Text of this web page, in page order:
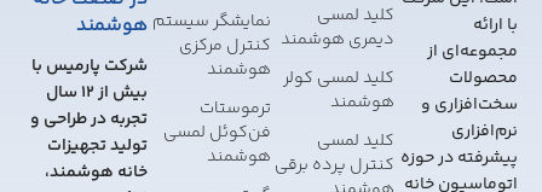
با ارائه
مجموعه‌ای از
محصولات
سخت‌افزاری و
نرم‌افزاری
پیشرفته در حوزه
اتوماسیون خانه
کلید لمسی
دیمری هوشمند
کلید لمسی کولر
هوشمند
کلید لمسی
کنترل پرده برقی
نمایشگر سیستم
کنترل مرکزی
هوشمند
ترموستات
فن‌کوئل لمسی
هوشمند
هوشمند
شرکت پارمیس با
بیش از 12 سال
تجربه در طراحی و
تولید تجهیزات
خانه هوشمند،